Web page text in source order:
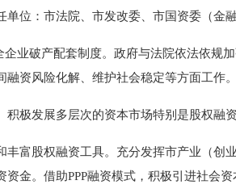
单位：市法院、市发改委、市国资委（金
破产配套制度。政府与法院依法依规加
融资风险化解、维护社会稳定等方面工作
极发展多层次的资本市场特别是股权融
股权融资工具。充分发挥市产业（创业
资金。借助PPP融资模式，积极引进社会